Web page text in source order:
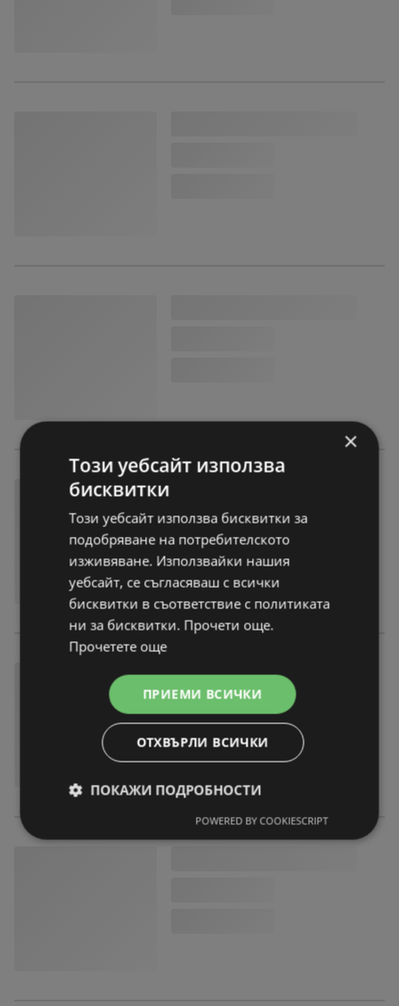
×
Този уебсайт използва
бисквитки
Този уебсайт използва бисквитки за
подобряване на потребителското
изживяване. Използвайки нашия
уебсайт, се съгласяваш с всички
бисквитки в съответствие с политиката
ни за бисквитки. Прочети още.
Прочетете още
ПРИЕМИ ВСИЧКИ
ОТХВЪРЛИ ВСИЧКИ
ПОКАЖИ ПОДРОБНОСТИ
POWERED BY COOKIESCRIPT